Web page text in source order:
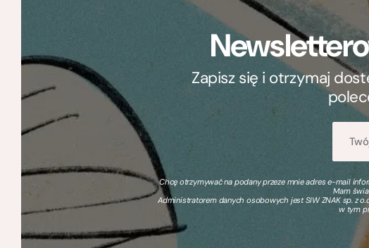
Zapisz się i otrzymaj
Chcę otrzymywać na podany przeze mnie adres e-mail
Mam
Administratorem danych osobowych jest SIW ZNAK sp. z
w tym